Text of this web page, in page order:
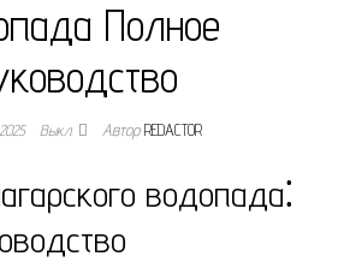
Полное
Выкл. АвторREDACTOR
водопада⁚